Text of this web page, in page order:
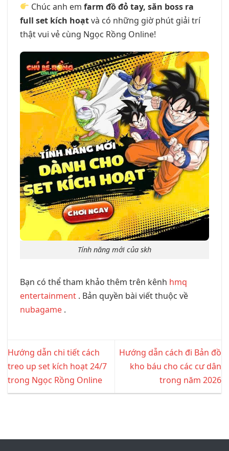
Chúc anh emfarm đồ đỏ tay, săn boss ra
full set kích hoạtvà có những giờ phút giải trí
thật vui vẻ cùng Ngọc Rồng Online!
Tính năng mới của skh
Bạn có thể tham khảo thêm trên kênh hmq
entertainment . Bản quyền bài viết thuộc về
nubagame .
Hướng dẫn chi tiết cách
treo up set kích hoạt 24/7
trong Ngọc Rồng Online
Hướng dẫn cách đi Bản đồ
kho báu cho các cư dân
trong năm 2026